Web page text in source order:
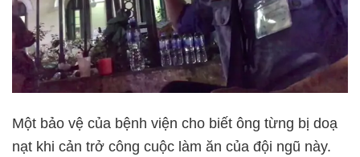
Một bảo vệ của bệnh viện cho biết ông từng bị doạ
nạt khi cản trở công cuộc làm ăn của đội ngũ này.